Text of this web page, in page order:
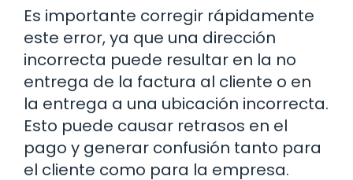
Es importante corregir rápidamente
este error, ya que una dirección
incorrecta puede resultar en la no
entrega de la factura al cliente o en
la entrega a una ubicación incorrecta.
Esto puede causar retrasos en el
pago y generar confusión tanto para
el cliente como para la empresa.